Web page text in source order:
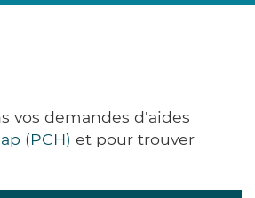
vos demandes d'aides
(PCH) et pour trouver